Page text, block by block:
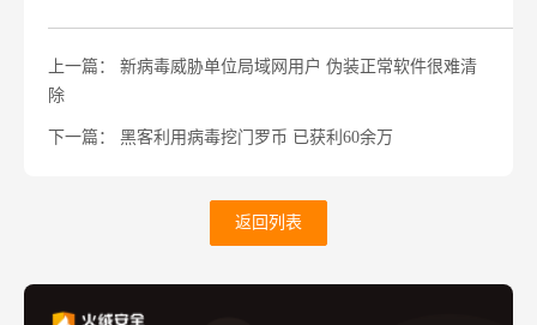
上一篇： 新病毒威胁单位局域网用户 伪装正常软件很难清
除
下一篇： 黑客利用病毒挖门罗币 已获利60余万
返回列表